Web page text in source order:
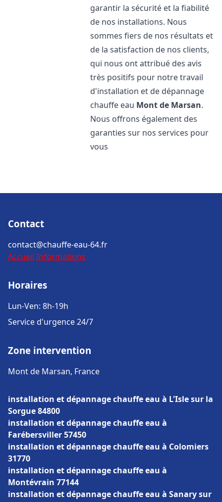
garantir la sécurité et la fiabilité
de nos installations. Nous
sommes fiers de nos résultats et
de la satisfaction de nos clients,
qui nous ont attribué des avis
très positifs pour notre travail
d'installation et de dépannage
chauffe eau Mont de Marsan.
Nous offrons également des
garanties sur nos services pour
vous
Contact
contact@chauffe-eau-64.fr
Accueil Informations
Horaires
Lun-Ven: 8h-19h
Service d'urgence 24/7
Zone intervention
Mont de Marsan, France
installation et dépannage chauffe eau à L'Isle sur la
Sorgue 84800
installation et dépannage chauffe eau à
Farébersviller 57450
installation et dépannage chauffe eau à Colomiers
31770
installation et dépannage chauffe eau à
Montévrain 77144
installation et dépannage chauffe eau à Sanary sur